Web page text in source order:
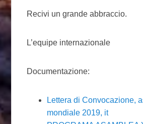
Recivi un grande abbraccio.
L’equipe internazionale
Documentazione:
Lettera di Convocazione,
mondiale 2019, it